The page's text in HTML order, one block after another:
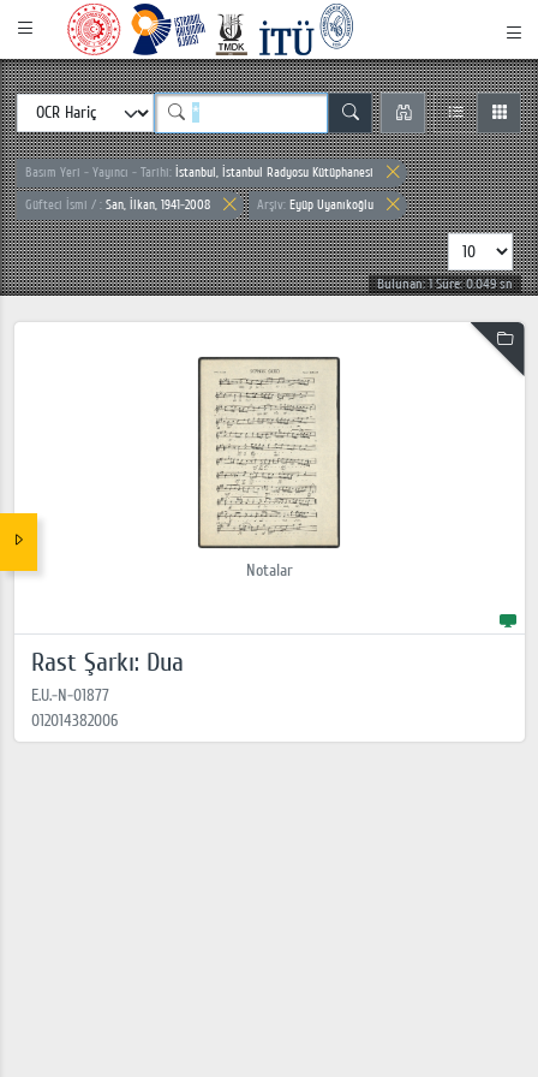
Basım Yeri - Yayıncı - Tarihi: İstanbul, İstanbul Radyosu Kütüphanesi
Güfteci İsmi / : San, İlkan, 1941-2008 Arşiv: Eyüp Uyanıkoğlu
Bulunan: 1 Süre: 0.049 sn
Notalar
Rast Şarkı: Dua
E.U.-N-01877
012014382006